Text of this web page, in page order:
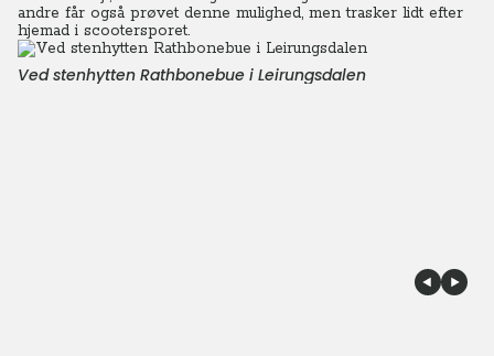
andre får også prøvet denne mulighed, men trasker lidt efter
hjemad i scootersporet.
Ved stenhytten Rathbonebue i Leirungsdalen